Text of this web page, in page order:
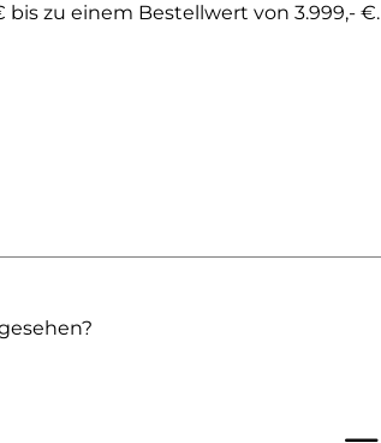
zu einem Bestellwert von 3.999,- €.